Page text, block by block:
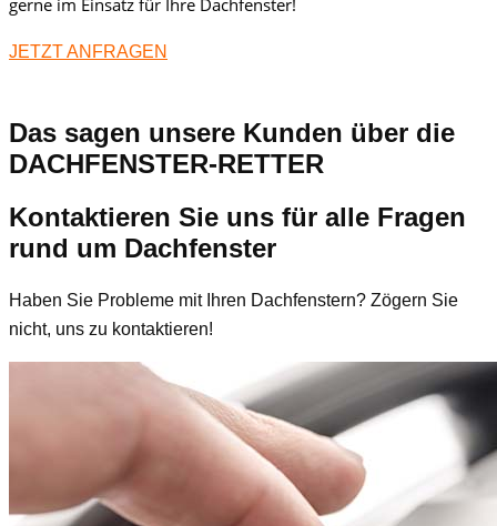
JETZT ANFRAGEN
Das sagen unsere Kunden über die
DACHFENSTER-RETTER
Kontaktieren Sie uns für alle Fragen
rund um Dachfenster
Haben Sie Probleme mit Ihren Dachfenstern? Zögern Sie
nicht, uns zu kontaktieren!